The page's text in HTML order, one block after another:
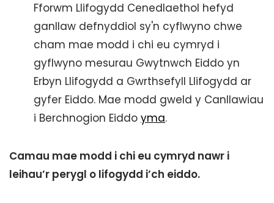
Fforwm Llifogydd Cenedlaethol hefyd
ganllaw defnyddiol sy'n cyflwyno chwe
cham mae modd i chi eu cymryd i
gyflwyno mesurau Gwytnwch Eiddo yn
Erbyn Llifogydd a Gwrthsefyll Llifogydd ar
gyfer Eiddo. Mae modd gweld y Canllawiau
i Berchnogion Eiddo yma.
Camau mae modd i chi eu cymryd nawr i
leihau’r perygl o lifogydd i’ch eiddo.